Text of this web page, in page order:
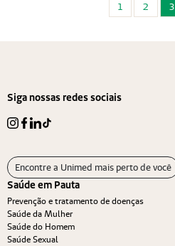
1 2 3
Siga nossas redes sociais
Encontre a Unimed mais perto de você
Saúde em Pauta
Prevenção e tratamento de doenças
Saúde da Mulher
Saúde do Homem
Saúde Sexual